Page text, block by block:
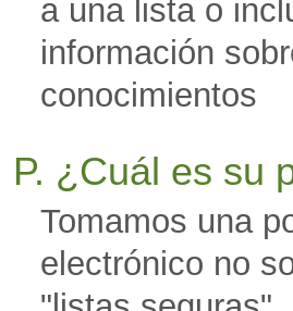
a una lista o
información
conocimientos
P. ¿Cuál es su
Tomamos una
electrónico no